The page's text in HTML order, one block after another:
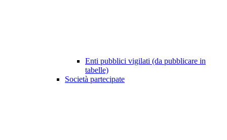
Enti pubblici vigilati (da pubblicare in
tabelle)
Società partecipate